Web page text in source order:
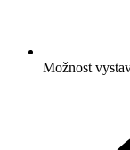
Možnost